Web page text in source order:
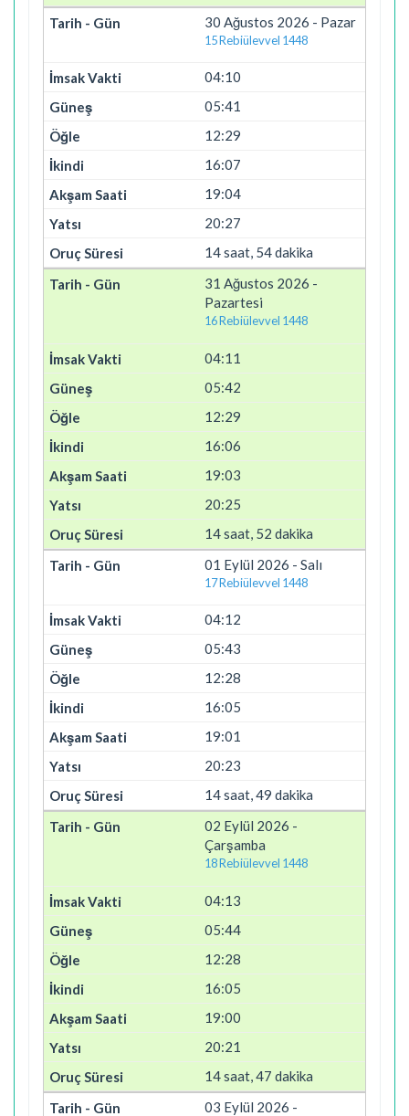
30 Ağustos 2026 - Pazar
15 Rebiülevvel 1448
04:10
05:41
12:29
16:07
19:04
20:27
14 saat, 54 dakika
31 Ağustos 2026 -
Pazartesi
16 Rebiülevvel 1448
04:11
05:42
12:29
16:06
19:03
20:25
14 saat, 52 dakika
01 Eylül 2026 - Salı
17 Rebiülevvel 1448
04:12
05:43
12:28
16:05
19:01
20:23
14 saat, 49 dakika
02 Eylül 2026 -
Çarşamba
18 Rebiülevvel 1448
04:13
05:44
12:28
16:05
19:00
20:21
14 saat, 47 dakika
03 Eylül 2026 -